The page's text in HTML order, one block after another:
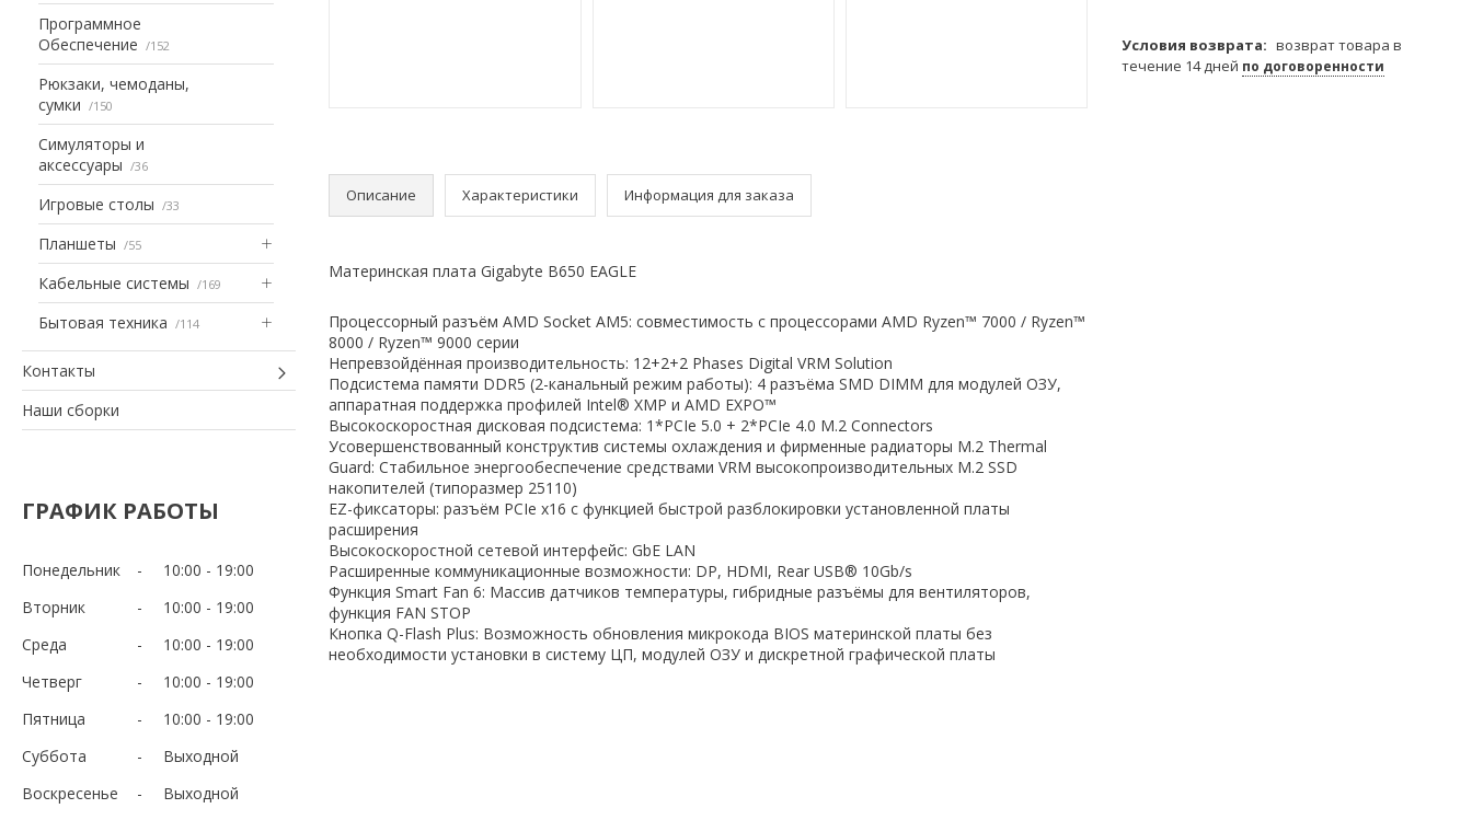
Программное
Обеспечение
152
Рюкзаки, чемоданы,
сумки
150
Симуляторы и
аксессуары
36
Игровые столы 33
Планшеты 55
Кабельные системы 169
Бытовая техника 114
Контакты
Наши сборки
ГРАФИК РАБОТЫ
Понедельник 10:00
19:00
Вторник
10:00
19:00
Среда
10:00
19:00
Четверг
10:00
19:00
Пятница
10:00
19:00
Суббота
Выходной
Воскресенье
Выходной
Описание Характеристики Информация для заказа
Материнская плата Gigabyte B650 EAGLE
Процессорный разъём AMD Socket AM5: совместимость с процессорами AMD Ryzen™ 7000 / Ryzen™
8000 / Ryzen™ 9000 серии
Непревзойдённая производительность: 12+2+2 Phases Digital VRM Solution
Подсистема памяти DDR5 (2-канальный режим работы): 4 разъёма SMD DIMM для модулей ОЗУ,
аппаратная поддержка профилей Intel® XMP и AMD EXPO™
Высокоскоростная дисковая подсистема: 1*PCIe 5.0 + 2*PCIe 4.0 M.2 Connectors
Усовершенствованный конструктив системы охлаждения и фирменные радиаторы M.2 Thermal
Guard: Стабильное энергообеспечение средствами VRM высокопроизводительных M.2 SSD
накопителей (типоразмер 25110)
EZ-фиксаторы: разъём PCIe x16 с функцией быстрой разблокировки установленной платы
расширения
Высокоскоростной сетевой интерфейс: GbE LAN
Расширенные коммуникационные возможности: DP, HDMI, Rear USB® 10Gb/s
Функция Smart Fan 6: Массив датчиков температуры, гибридные разъёмы для вентиляторов,
функция FAN STOP
Кнопка Q-Flash Plus: Возможность обновления микрокода BIOS материнской платы без
необходимости установки в систему ЦП, модулей ОЗУ и дискретной графической платы
возврат товара в
течение 14 дней по договоренности